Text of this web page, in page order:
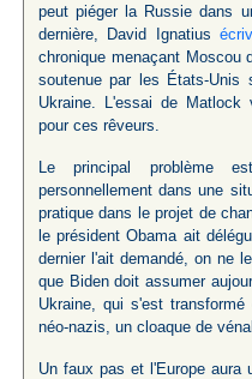
peut piéger la Russie dans
dernière, David Ignatius
chronique menaçant Moscou
soutenue par les États-Unis
Ukraine. L'essai de Matlock
pour ces rêveurs.
Le principal problème
personnellement dans une
pratique dans le projet de
le président Obama ait
dernier l'ait demandé, on ne
que Biden doit assumer
Ukraine, qui s'est
néo-nazis, un cloaque de
Un faux pas et l'Europe aura